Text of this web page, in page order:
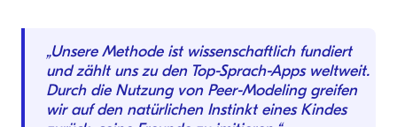
„Unsere Methode ist wissenschaftlich fundiert
und zählt uns zu den Top-Sprach-Apps weltweit.
Durch die Nutzung von Peer-Modeling greifen
wir auf den natürlichen Instinkt eines Kindes